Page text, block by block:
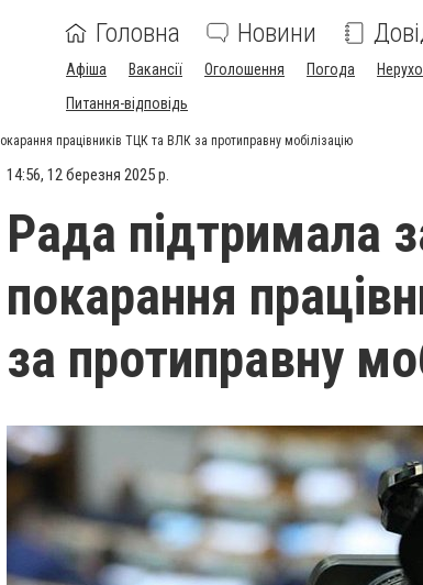
Головна Новини
Афіша Вакансії Оголошення Погода
Питання-відповідь
працівників ТЦК та ВЛК за протиправну мобілізацію
14:56, 12 березня 2025 р.
Рада підтримала
покарання
за протиправну